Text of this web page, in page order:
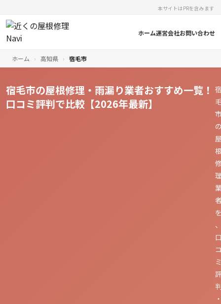
本サイトはPRを含みます
ホーム運営会社お問い合わせ
ホーム › 高知県 › 宿毛市
宿毛市の屋根修理・雨漏り業者おすすめ一覧！
口コミ評判で比較【2026年最新】